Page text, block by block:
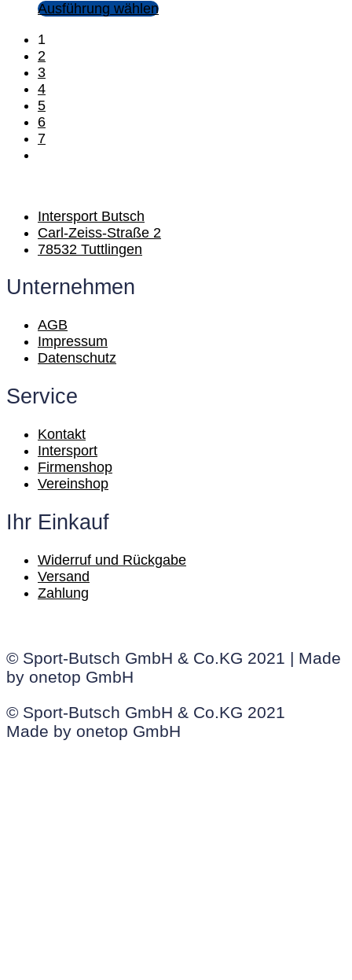
Ausführung wählen
1
2
3
4
5
6
7
Intersport Butsch
Carl-Zeiss-Straße 2
78532 Tuttlingen
Unternehmen
AGB
Impressum
Datenschutz
Service
Kontakt
Intersport
Firmenshop
Vereinshop
Ihr Einkauf
Widerruf und Rückgabe
Versand
Zahlung
© Sport-Butsch GmbH & Co.KG 2021 | Made
by onetop GmbH
© Sport-Butsch GmbH & Co.KG 2021
Made by onetop GmbH